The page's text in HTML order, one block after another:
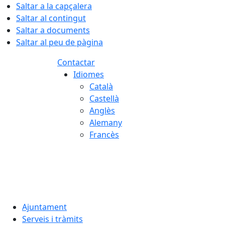
Saltar a la capçalera
Saltar al contingut
Saltar a documents
Saltar al peu de pàgina
Contactar
Idiomes
Català
Castellà
Anglès
Alemany
Francès
Ajuntament
Serveis i tràmits